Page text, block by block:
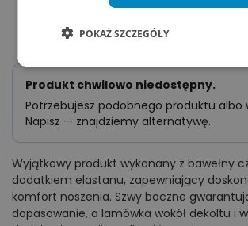
Wyjątkowy produkt wykonany z bawełny
dodatkiem elastanu, zapewniający
komfort noszenia. Szwy boczne
dopasowanie, a lamówka wokół dekoltu i
POKAŻ SZCZEGÓŁY